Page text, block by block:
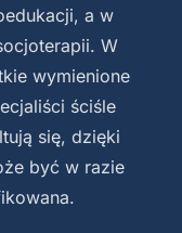
a w
W
wymienione
ściśle
się, dzięki
być w razie